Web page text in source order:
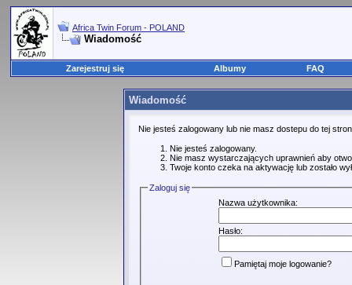
Africa Twin Forum - POLAND
Wiadomość
Zarejestruj się Albumy FAQ
Wiadomość
Nie jesteś zalogowany lub nie masz dostepu do tej
Nie jesteś zalogowany.
Nie masz wystarczających uprawnień aby
Twoje konto czeka na aktywację lub zostało
Zaloguj się
Nazwa użytkownika:
Hasło:
Pamiętaj moje logowanie?